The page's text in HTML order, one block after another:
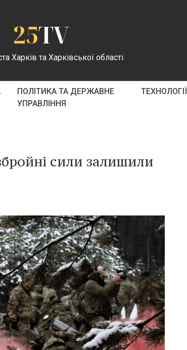
25TV
Харків та Харківської області
ПОЛІТИКА ТА ДЕРЖАВНЕ
УПРАВЛІННЯ
ТЕХНОЛОГІЇ
сили залишили